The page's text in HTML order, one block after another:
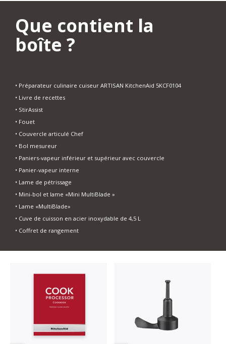
Que contient la
boîte ?
• Préparateur culinaire cuiseur ARTISAN KitchenAid 5KCF0104
• Livre de recettes
• StirAssist
• Fouet
• Couvercle articulé Chef
• Bol mesureur
• Paniers-vapeur inférieur et supérieur avec couvercle
• Panier-vapeur interne
• Lame de pétrissage
• Mini-bol et lame «Mini MultiBlade »
• Lame «MultiBlade»
• Cuve de cuisson en acier inoxydable de 4,5 L
• Coffret de rangement